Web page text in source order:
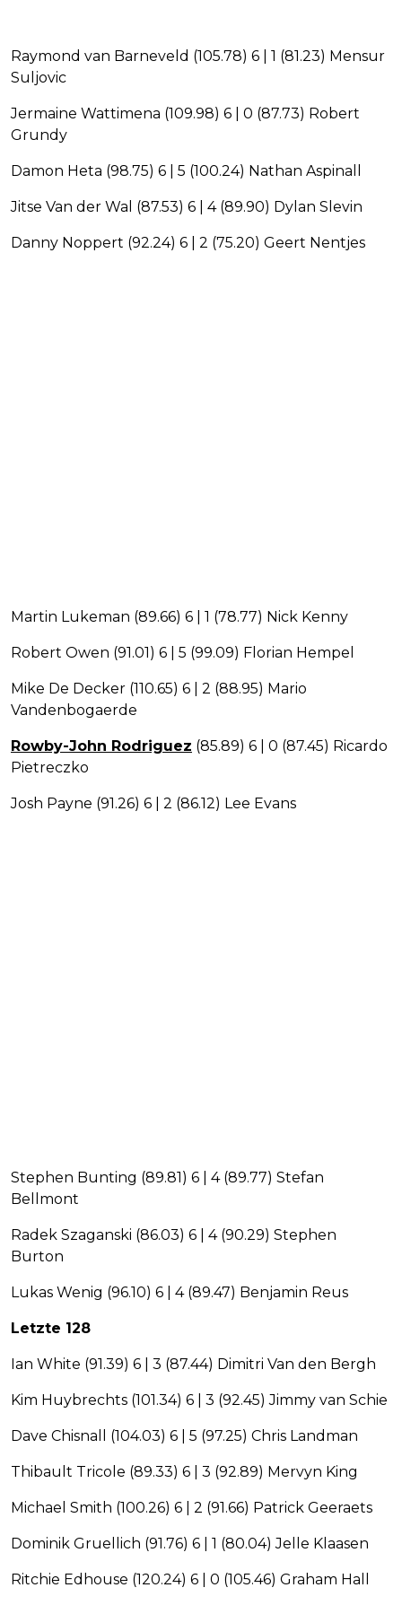
Raymond van Barneveld (105.78) 6 | 1 (81.23) Mensur
Suljovic
Jermaine Wattimena (109.98) 6 | 0 (87.73) Robert
Grundy
Damon Heta (98.75) 6 | 5 (100.24) Nathan Aspinall
Jitse Van der Wal (87.53) 6 | 4 (89.90) Dylan Slevin
Danny Noppert (92.24) 6 | 2 (75.20) Geert Nentjes
Martin Lukeman (89.66) 6 | 1 (78.77) Nick Kenny
Robert Owen (91.01) 6 | 5 (99.09) Florian Hempel
Mike De Decker (110.65) 6 | 2 (88.95) Mario
Vandenbogaerde
Rowby-John Rodriguez (85.89) 6 | 0 (87.45) Ricardo
Pietreczko
Josh Payne (91.26) 6 | 2 (86.12) Lee Evans
Stephen Bunting (89.81) 6 | 4 (89.77) Stefan
Bellmont
Radek Szaganski (86.03) 6 | 4 (90.29) Stephen
Burton
Lukas Wenig (96.10) 6 | 4 (89.47) Benjamin Reus
Letzte 128
Ian White (91.39) 6 | 3 (87.44) Dimitri Van den Bergh
Kim Huybrechts (101.34) 6 | 3 (92.45) Jimmy van Schie
Dave Chisnall (104.03) 6 | 5 (97.25) Chris Landman
Thibault Tricole (89.33) 6 | 3 (92.89) Mervyn King
Michael Smith (100.26) 6 | 2 (91.66) Patrick Geeraets
Dominik Gruellich (91.76) 6 | 1 (80.04) Jelle Klaasen
Ritchie Edhouse (120.24) 6 | 0 (105.46) Graham Hall